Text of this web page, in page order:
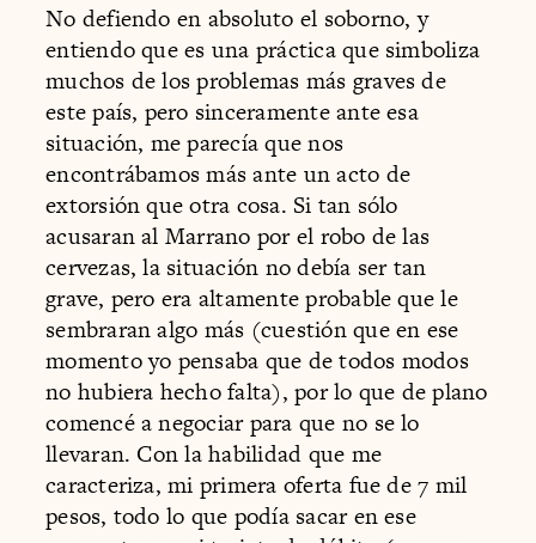
No defiendo en absoluto el soborno, y
entiendo que es una práctica que simboliza
muchos de los problemas más graves de
este país, pero sinceramente ante esa
situación, me parecía que nos
encontrábamos más ante un acto de
extorsión que otra cosa. Si tan sólo
acusaran al Marrano por el robo de las
cervezas, la situación no debía ser tan
grave, pero era altamente probable que le
sembraran algo más (cuestión que en ese
momento yo pensaba que de todos modos
no hubiera hecho falta), por lo que de plano
comencé a negociar para que no se lo
llevaran. Con la habilidad que me
caracteriza, mi primera oferta fue de 7 mil
pesos, todo lo que podía sacar en ese